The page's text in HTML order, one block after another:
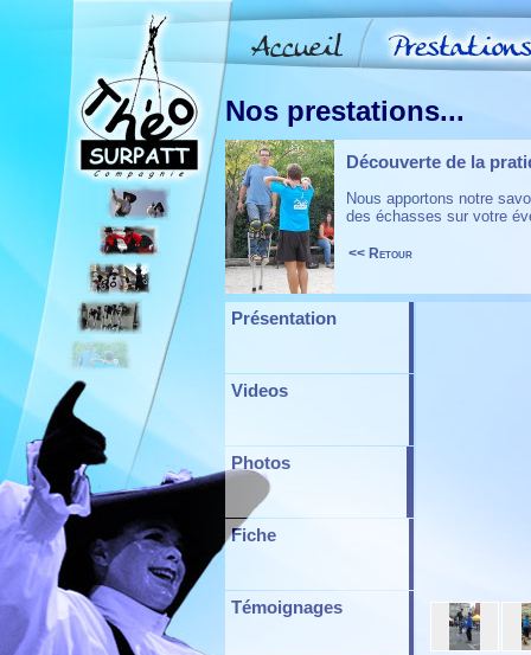
Nos prestations...
Découverte de la
Nous apportons notre
des échasses sur votre
<< Retour
Présentation
Videos
Photos
Fiche
Témoignages